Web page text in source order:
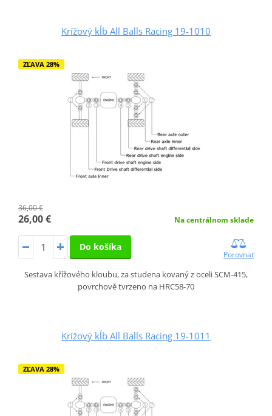
Krížový kĺb All Balls Racing 19-1010
ZĽAVA 28%
36,00 €
26,00 € Na centrálnom sklade
Do košíka
Porovnať
Sestava křížového kloubu, za studena kovaný z oceli SCM-415,
povrchově tvrzeno na HRC58-70
Krížový kĺb All Balls Racing 19-1011
ZĽAVA 28%